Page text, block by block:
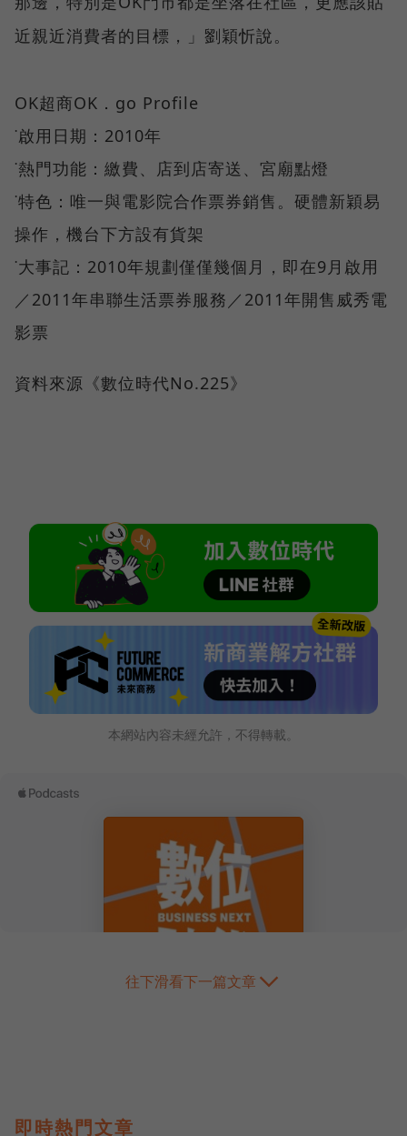
近親近消費者的目標，」劉穎忻說。
OK超商OK．go Profile
˙啟用日期：2010年
˙熱門功能：繳費、店到店寄送、宮廟點燈
˙特色：唯一與電影院合作票券銷售。硬體新穎易
操作，機台下方設有貨架
˙大事記：2010年規劃僅僅幾個月，即在9月啟用
／2011年串聯生活票券服務／2011年開售威秀電
影票
資料來源《數位時代No.225》
本網站內容未經允許，不得轉載。
往下滑看下一篇文章
即時熱門文章